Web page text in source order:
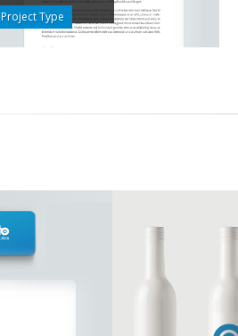
Project Type